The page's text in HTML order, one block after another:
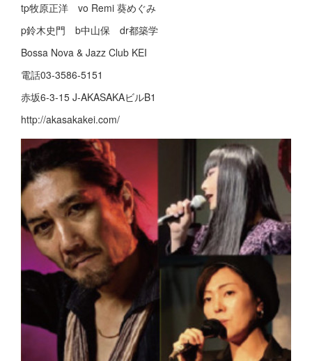
tp牧原正洋 vo Remi 葵めぐみ
p鈴木史門 b中山保 dr都築学
Bossa Nova & Jazz Club KEI
電話03-3586-5151
赤坂6-3-15 J-AKASAKAビルB1
http://akasakakei.com/